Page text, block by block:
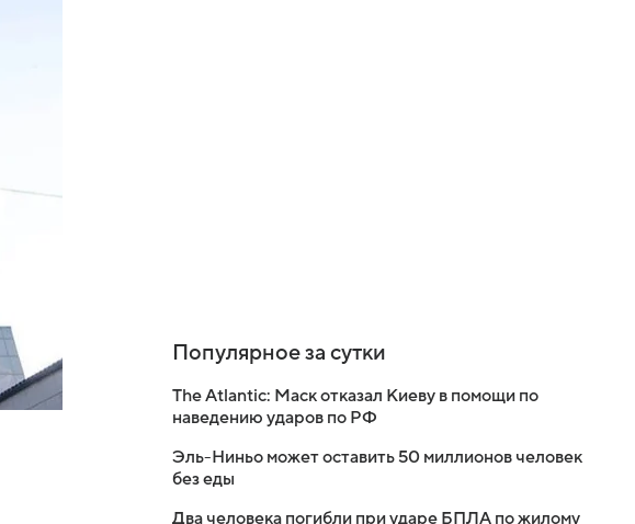
Популярное за сутки
The Atlantic: Маск отказал Киеву в помощи по
наведению ударов по РФ
Эль-Ниньо может оставить 50 миллионов человек
без еды
Два человека погибли при ударе БПЛА по жилому